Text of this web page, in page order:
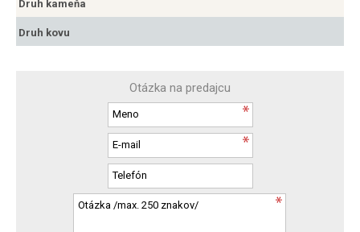
Druh kameňa
Druh kovu
Otázka na predajcu